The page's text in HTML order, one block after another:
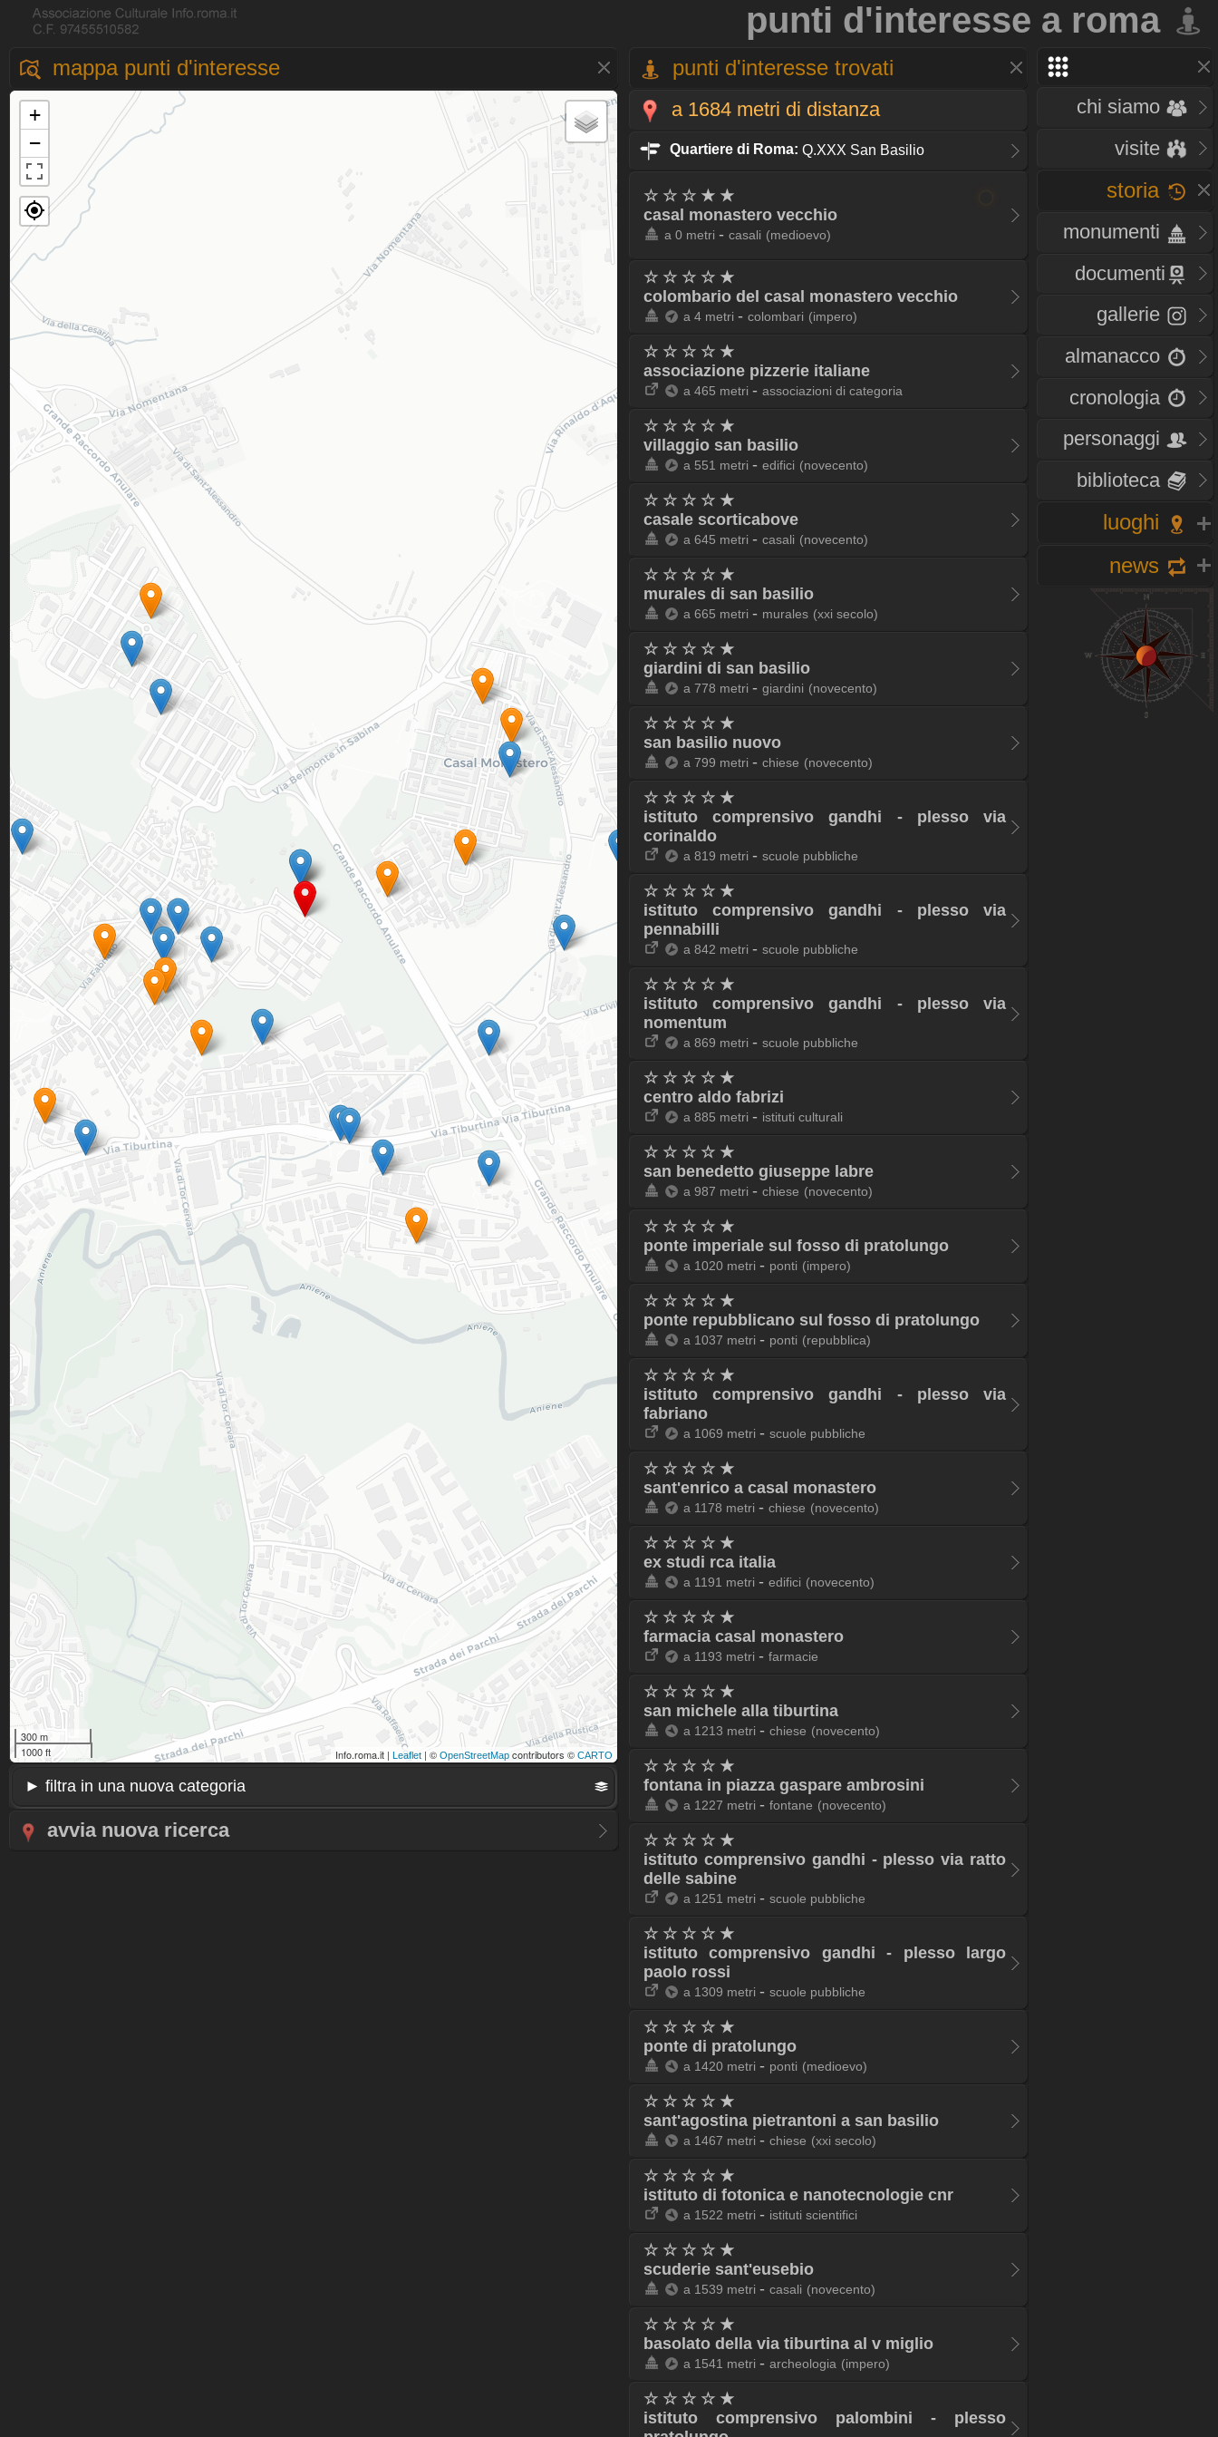
punti d'interesse a roma
chi siamo
visite
storia
monumenti
documenti
gallerie
almanacco
cronologia
personaggi
biblioteca
luoghi
news
mappa punti d'interesse
+
−
300 m
1000 ft
Info.roma.it | Leaflet | © OpenStreetMap contributors © CARTO
avvia nuova ricerca
punti d'interesse trovati
a 1684 metri di distanza
Quartiere di Roma: Q.XXX San Basilio
☆ ☆ ☆ ★ ★
casal monastero vecchio
a 0 metri - casali (medioevo)
☆ ☆ ☆ ☆ ★
colombario del casal monastero vecchio
a 4 metri - colombari (impero)
☆ ☆ ☆ ☆ ★
associazione pizzerie italiane
a 465 metri - associazioni di categoria
☆ ☆ ☆ ☆ ★
villaggio san basilio
a 551 metri - edifici (novecento)
☆ ☆ ☆ ☆ ★
casale scorticabove
a 645 metri - casali (novecento)
☆ ☆ ☆ ☆ ★
murales di san basilio
a 665 metri - murales (xxi secolo)
☆ ☆ ☆ ☆ ★
giardini di san basilio
a 778 metri - giardini (novecento)
☆ ☆ ☆ ☆ ★
san basilio nuovo
a 799 metri - chiese (novecento)
☆ ☆ ☆ ☆ ★
istituto comprensivo gandhi - plesso via
corinaldo
a 819 metri - scuole pubbliche
☆ ☆ ☆ ☆ ★
istituto comprensivo gandhi - plesso via
pennabilli
a 842 metri - scuole pubbliche
☆ ☆ ☆ ☆ ★
istituto comprensivo gandhi - plesso via
nomentum
a 869 metri - scuole pubbliche
☆ ☆ ☆ ☆ ★
centro aldo fabrizi
a 885 metri - istituti culturali
☆ ☆ ☆ ☆ ★
san benedetto giuseppe labre
a 987 metri - chiese (novecento)
☆ ☆ ☆ ☆ ★
ponte imperiale sul fosso di pratolungo
a 1020 metri - ponti (impero)
☆ ☆ ☆ ☆ ★
ponte repubblicano sul fosso di pratolungo
a 1037 metri - ponti (repubblica)
☆ ☆ ☆ ☆ ★
istituto comprensivo gandhi - plesso via
fabriano
a 1069 metri - scuole pubbliche
☆ ☆ ☆ ☆ ★
sant'enrico a casal monastero
a 1178 metri - chiese (novecento)
☆ ☆ ☆ ☆ ★
ex studi rca italia
a 1191 metri - edifici (novecento)
☆ ☆ ☆ ☆ ★
farmacia casal monastero
a 1193 metri - farmacie
☆ ☆ ☆ ☆ ★
san michele alla tiburtina
a 1213 metri - chiese (novecento)
☆ ☆ ☆ ☆ ★
fontana in piazza gaspare ambrosini
a 1227 metri - fontane (novecento)
☆ ☆ ☆ ☆ ★
istituto comprensivo gandhi - plesso via ratto
delle sabine
a 1251 metri - scuole pubbliche
☆ ☆ ☆ ☆ ★
istituto comprensivo gandhi - plesso largo
paolo rossi
a 1309 metri - scuole pubbliche
☆ ☆ ☆ ☆ ★
ponte di pratolungo
a 1420 metri - ponti (medioevo)
☆ ☆ ☆ ☆ ★
sant'agostina pietrantoni a san basilio
a 1467 metri - chiese (xxi secolo)
☆ ☆ ☆ ☆ ★
istituto di fotonica e nanotecnologie cnr
a 1522 metri - istituti scientifici
☆ ☆ ☆ ☆ ★
scuderie sant'eusebio
a 1539 metri - casali (novecento)
☆ ☆ ☆ ☆ ★
basolato della via tiburtina al v miglio
a 1541 metri - archeologia (impero)
☆ ☆ ☆ ☆ ★
istituto comprensivo palombini - plesso